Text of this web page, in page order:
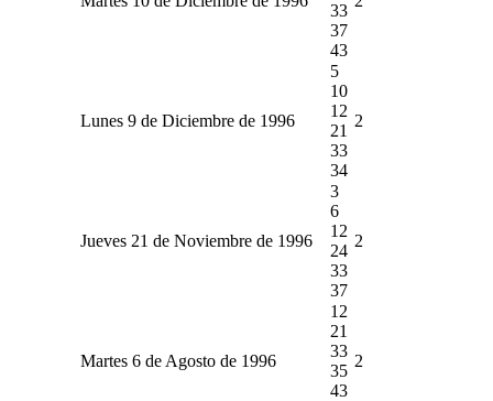
33
37
43
Lunes 9 de Diciembre de 1996
5
10
12
21
33
34
2
Jueves 21 de Noviembre de 1996
3
6
12
24
33
37
2
Martes 6 de Agosto de 1996
12
21
33
35
43
2